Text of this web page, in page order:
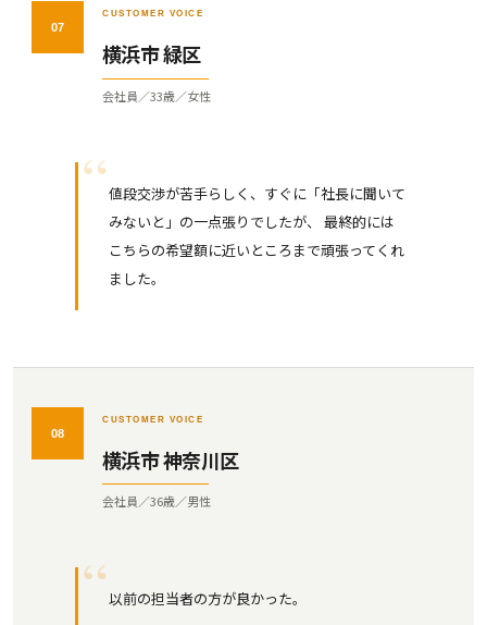
07
CUSTOMER VOICE
横浜市 緑区
会社員／33歳／女性
値段交渉が苦手らしく、すぐに「社長に聞いて
みないと」の一点張りでしたが、 最終的には
こちらの希望額に近いところまで頑張ってくれ
ました。
08
CUSTOMER VOICE
横浜市 神奈川区
会社員／36歳／男性
以前の担当者の方が良かった。